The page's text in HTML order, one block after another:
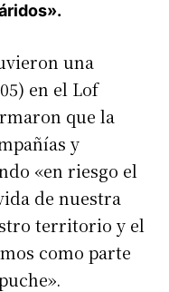
una
en el Lof
que la
y
«en riesgo el
de nuestra
territorio y el
como parte